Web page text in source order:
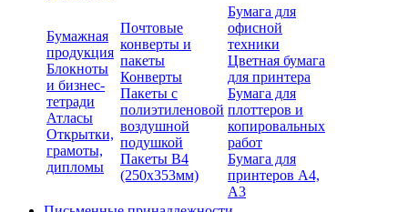
Бумажная
продукция
Блокноты
и бизнес-
тетради
Атласы
Открытки,
грамоты,
дипломы
Почтовые
конверты и
пакеты
Конверты
Пакеты с
полиэтиленовой
воздушной
подушкой
Пакеты В4
(250х353мм)
Бумага для
офисной
техники
Цветная бумага
для принтера
Бумага для
плоттеров и
копировальных
работ
Бумага для
принтеров А4,
А3